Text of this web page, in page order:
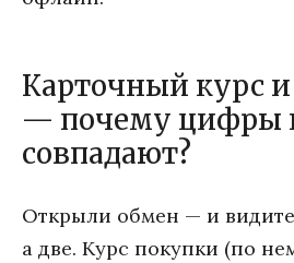
Карточный курс
— почему цифры
совпадают?
Открыли обмен — и
а две. Курс покупки (по